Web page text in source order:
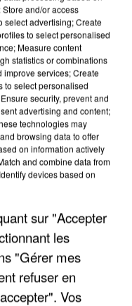
DE LA DZ
and/or access
select advertising; Create
to select personalised
Measure content
statistics or combinations
improve services; Create
to select personalised
security, prevent and
advertising and content;
technologies may
browsing data to offer
on information actively
and combine data from
devices based on
sur "Accepter
les
"Gérer mes
refuser en
Vos